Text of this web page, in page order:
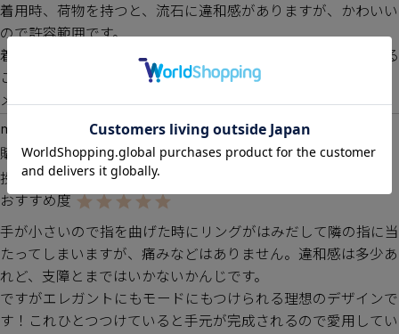
着用時、荷物を持つと、流石に違和感がありますが、かわいい
ので許容範囲です。
着用時に何度か机にぶつけてしまいましたが、パールは取れる
ことなく、しっかり付いています。
メッキが剥がれると悲しいので、手洗い時は外しています。
may
購入者
投稿日
2024/11/20
手が小さいので指を曲げた時にリングがはみだして隣の指に当
たってしまいますが、痛みなどはありません。違和感は多少あ
れど、支障とまではいかないかんじです。
ですがエレガントにもモードにもつけられる理想のデザインで
す！これひとつつけていると手元が完成されるので愛用してい